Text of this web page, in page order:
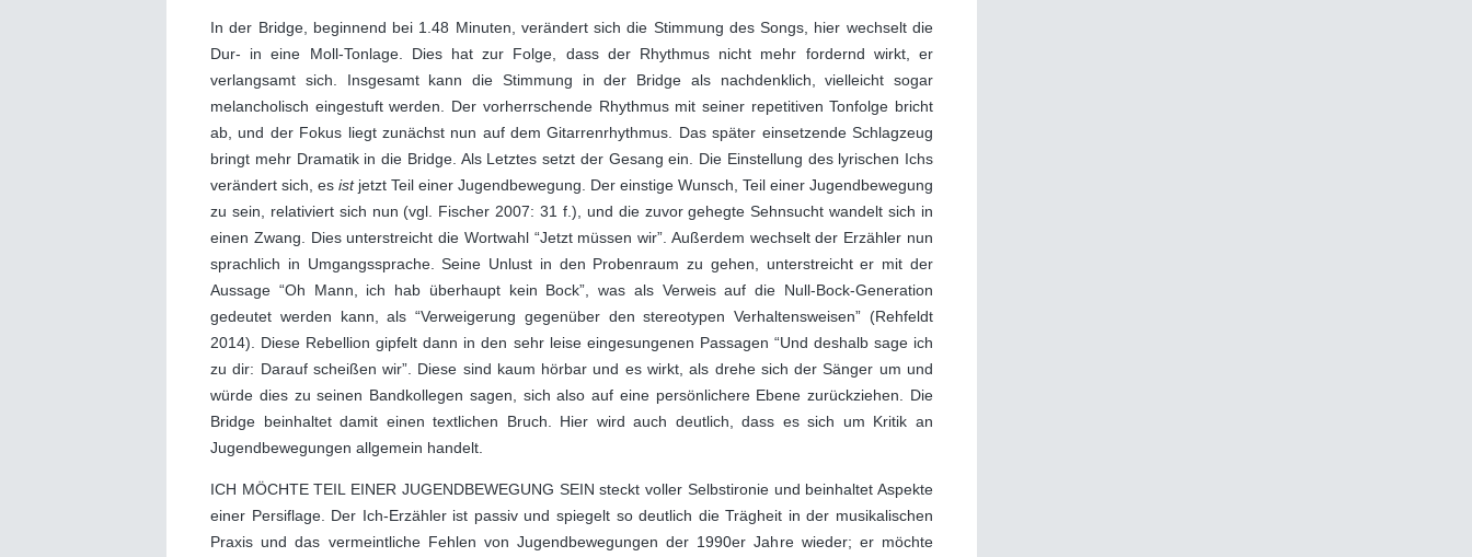
In der Bridge, beginnend bei 1.48 Minuten, verändert sich die Stimmung des Songs, hier wechselt die
Dur- in eine Moll-Tonlage. Dies hat zur Folge, dass der Rhythmus nicht mehr fordernd wirkt, er
verlangsamt sich. Insgesamt kann die Stimmung in der Bridge als nachdenklich, vielleicht sogar
melancholisch eingestuft werden. Der vorherrschende Rhythmus mit seiner repetitiven Tonfolge bricht
ab, und der Fokus liegt zunächst nun auf dem Gitarrenrhythmus. Das später einsetzende Schlagzeug
bringt mehr Dramatik in die Bridge. Als Letztes setzt der Gesang ein. Die Einstellung des lyrischen Ichs
verändert sich, es istjetzt Teil einer Jugendbewegung. Der einstige Wunsch, Teil einer Jugendbewegung
zu sein, relativiert sich nun (vgl. Fischer 2007: 31 f.), und die zuvor gehegte Sehnsucht wandelt sich in
einen Zwang. Dies unterstreicht die Wortwahl “Jetzt müssen wir”. Außerdem wechselt der Erzähler nun
sprachlich in Umgangssprache. Seine Unlust in den Probenraum zu gehen, unterstreicht er mit der
Aussage “Oh Mann, ich hab überhaupt kein Bock”, was als Verweis auf die Null-Bock-Generation
gedeutet werden kann, als “Verweigerung gegenüber den stereotypen Verhaltensweisen” (Rehfeldt
2014). Diese Rebellion gipfelt dann in den sehr leise eingesungenen Passagen “Und deshalb sage ich
zu dir: Darauf scheißen wir”. Diese sind kaum hörbar und es wirkt, als drehe sich der Sänger um und
würde dies zu seinen Bandkollegen sagen, sich also auf eine persönlichere Ebene zurückziehen. Die
Bridge beinhaltet damit einen textlichen Bruch. Hier wird auch deutlich, dass es sich um Kritik an
Jugendbewegungen allgemein handelt.
ICH MÖCHTE TEIL EINER JUGENDBEWEGUNG SEIN steckt voller Selbstironie und beinhaltet Aspekte
einer Persiflage. Der Ich-Erzähler ist passiv und spiegelt so deutlich die Trägheit in der musikalischen
Praxis und das vermeintliche Fehlen von Jugendbewegungen der 1990er Jahre wieder; er möchte